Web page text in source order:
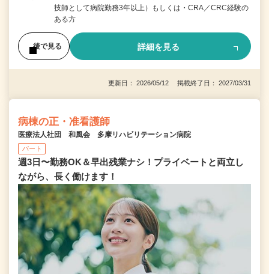
技師として病院勤務3年以上）もしくは・CRA／CRC経験の
ある方
後で見る 詳細を見る
更新日： 2026/05/12 掲載終了日： 2027/03/31
病棟の正・准看護師
医療法人社団 和風会 多摩リハビリテーション病院
パート
週3日〜勤務OK＆早出残業ナシ！プライベートと両立し
ながら、長く働けます！